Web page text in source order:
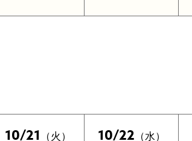
10/21 （火） 10/22 （水）